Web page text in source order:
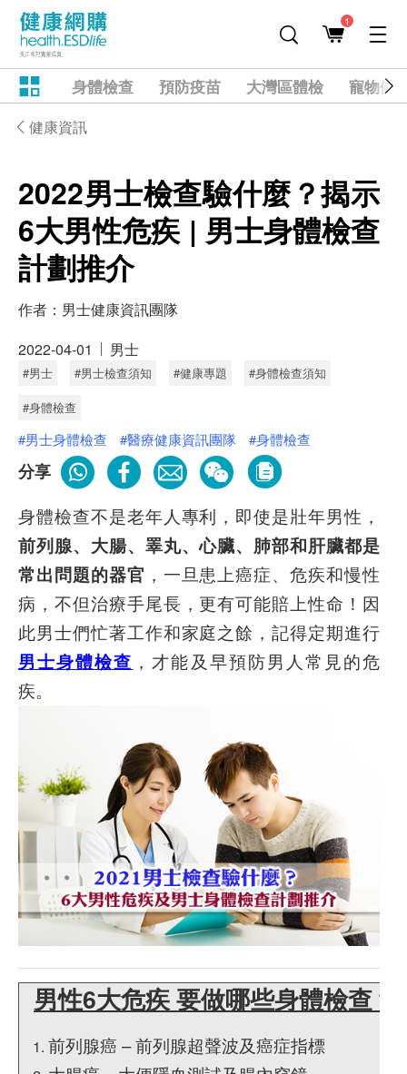
1
身體檢查 預防疫苗 大灣區體檢 寵物健
健康資訊
2022男士檢查驗什麼？揭示
6大男性危疾 | 男士身體檢查
計劃推介
作者： 男士健康資訊團隊
2022-04-01
男士
#男士 #男士檢查須知 #健康專題
#身體檢查須知
#身體檢查
#男士身體檢查 #醫療健康資訊團隊 #身體檢查
分享
身體檢查不是老年人專利，即使是壯年男性，
前列腺、大腸、睪丸、心臟、肺部和肝臟都是
常出問題的器官 ，一旦患上癌症、危疾和慢性
病，不但治療手尾長，更有可能賠上性命！因
此男士們忙著工作和家庭之餘，記得定期進行
男士身體檢查 ，才能及早預防男人常見的危
疾。
男性6大危疾 要做哪些身體檢查？
前列腺癌 – 前列腺超聲波及癌症指標